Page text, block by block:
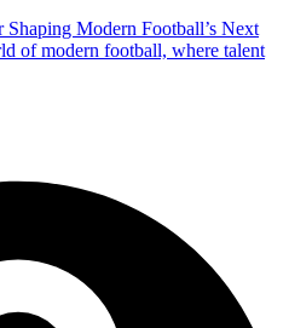
Modern Football’s Next
of modern football, where talent